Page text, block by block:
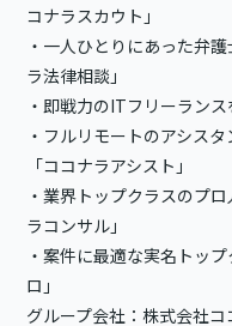
コナラスカウト」
・一人ひとりにあった弁
ラ法律相談」
・即戦力のITフリーラン
・フルリモートのアシス
「ココナラアシスト」
・業界トップクラスのプ
ラコンサル」
・案件に最適な実名トッ
ロ」
グループ会社：株式会社